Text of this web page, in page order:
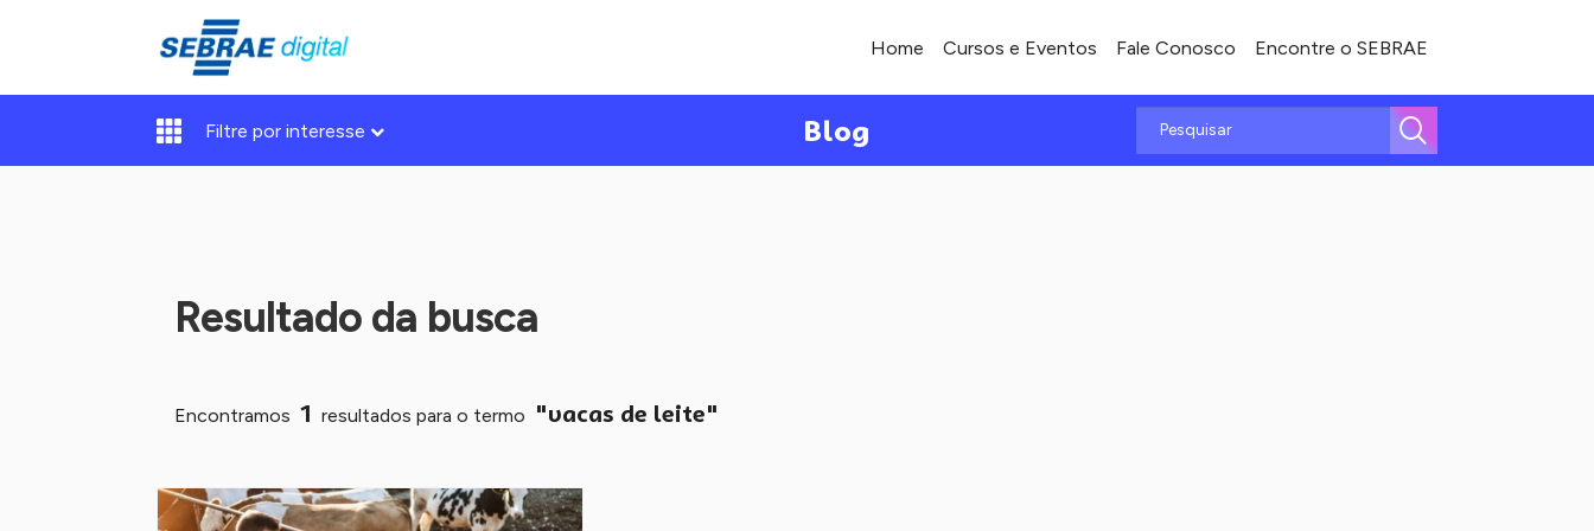
Home Cursos e Eventos Fale Conosco Encontre o SEBRAE
Filtre por interesse Blog
Resultado da busca
Encontramos 1 resultados para o termo "vacas de leite"